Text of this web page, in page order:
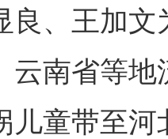
良、王加
云南省等
儿童带至